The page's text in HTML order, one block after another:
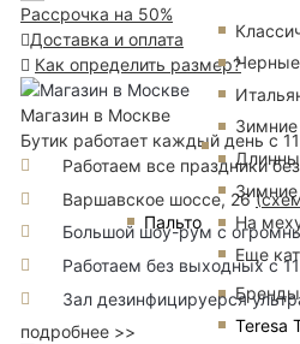
Пальто
Черные
Зимние
Зимние
На
Еще
Бренды
Teresa
Рассрочка на 50%
Доставка и оплата
Как определить размер?
Магазин в Москве
Бутик работает каждый день с
Работаем все праздники
Варшавское шоссе, 26(
Большой шоу-рум с
Работаем без выходных с
Зал дезинфицируерся
подробнее >>